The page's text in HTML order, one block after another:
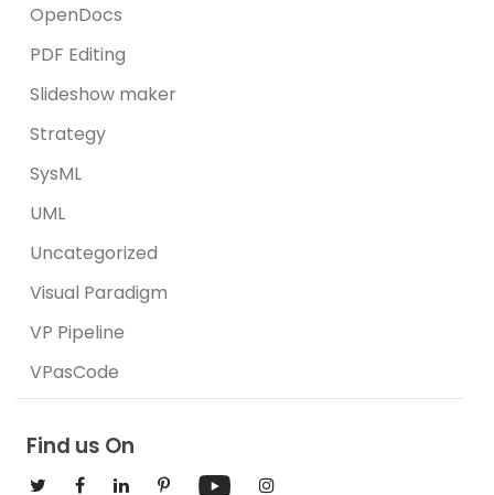
OpenDocs
PDF Editing
Slideshow maker
Strategy
SysML
UML
Uncategorized
Visual Paradigm
VP Pipeline
VPasCode
Find us On